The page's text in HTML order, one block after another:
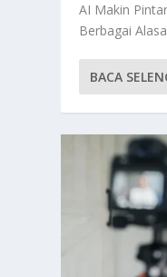
AI Makin
Berbagai
BACA